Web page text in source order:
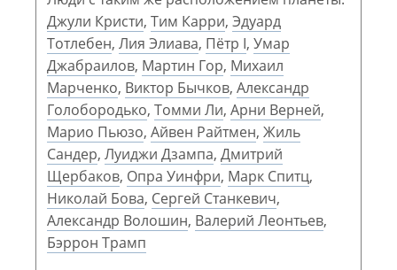
Джули Кристи, Тим Карри, Эдуард
Тотлебен, Лия Элиава, Пётр I, Умар
Джабраилов, Мартин Гор, Михаил
Марченко, Виктор Бычков, Александр
Голобородько, Томми Ли, Арни Верней,
Марио Пьюзо, Айвен Райтмен, Жиль
Сандер, Луиджи Дзампа, Дмитрий
Щербаков, Опра Уинфри, Марк Спитц,
Николай Бова, Сергей Станкевич,
Александр Волошин, Валерий Леонтьев,
Бэррон Трамп